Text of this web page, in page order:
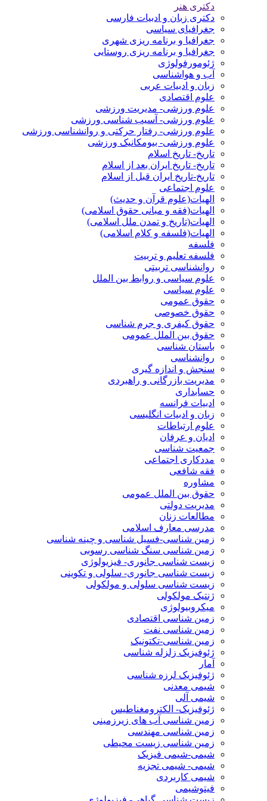
دکتری هنر
دکتری زبان و ادبیات فارسی
جغرافیای سیاسی
جغرافیا و برنامه ریزی شهری
جغرافیا و برنامه ریزی روستایی
ژئومورفولوژی
آب و هواشناسی
زبان و ادبیات عربی
علوم اقتصادی
علوم ورزشی- مدیریت ورزشی
علوم ورزشی- آسیب شناسی ورزشی
علوم ورزشی- رفتار حرکتی و روانشناسی ورزشی
علوم ورزشی- بیومکانیک ورزشی
تاریخ- تاریخ اسلام
تاریخ- تاریخ ایران بعد از اسلام
تاریخ-تاریخ ایران قبل از اسلام
علوم اجتماعی
الهیات(علوم قرآن و حدیث)
الهیات(فقه و مبانی حقوق اسلامی)
الهیات(تاریخ و تمدن ملل اسلامی)
الهیات(فلسفه و کلام اسلامی)
فلسفه
فلسفه تعلیم و تربیت
روانشناسی تربیتی
علوم سیاسی و روابط بین الملل
علوم سیاسی
حقوق عمومی
حقوق خصوصی
حقوق کیفری و جرم شناسی
حقوق بین الملل عمومی
باستان شناسی
روانشناسی
سنجش و اندازه گیری
مدیریت بازرگانی و راهبردی
حسابداری
ادبیات فرانسه
زبان و ادبیات انگلیسی
علوم ارتباطات
ادیان و عرفان
جمعیت شناسی
مددکاری اجتماعی
فقه شافعی
مشاوره
حقوق بین الملل عمومی
مدیریت دولتی
مطالعات زنان
مدرسی معارف اسلامی
زمین شناسی-فسیل شناسی و چینه شناسی
زمین شناسی سنگ شناسی رسوبی
زیست شناسی جانوری- فیزیولوژی
زیست شناسی جانوری- سلولی و تکوینی
زیست شناسی سلولی و مولکولی
ژنتیک مولکولی
میکروبیولوژی
زمین شناسی اقتصادی
زمین شناسی نفت
زمین شناسی-تکتونیک
ژئوفیزیک زلزله شناسی
آمار
ژئوفیزیک لرزه شناسی
شیمی معدنی
شیمی آلی
ژئوفیزیک- الکترومغناطیس
زمین شناسی آب های زیرزمینی
زمین شناسی مهندسی
زمین شناسی زیست محیطی
شیمی-شیمی فیزیک
شیمی- شیمی تجزیه
شیمی کاربردی
فیتوشیمی